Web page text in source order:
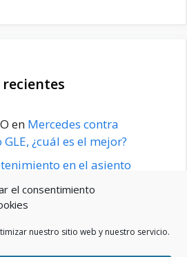
el consentimiento
nuestro sitio web y nuestro servicio.
en Mercedes contra
GLE, ¿cuál es el mejor?
en el asiento